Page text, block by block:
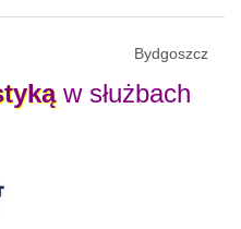
Bydgoszcz
w służbach